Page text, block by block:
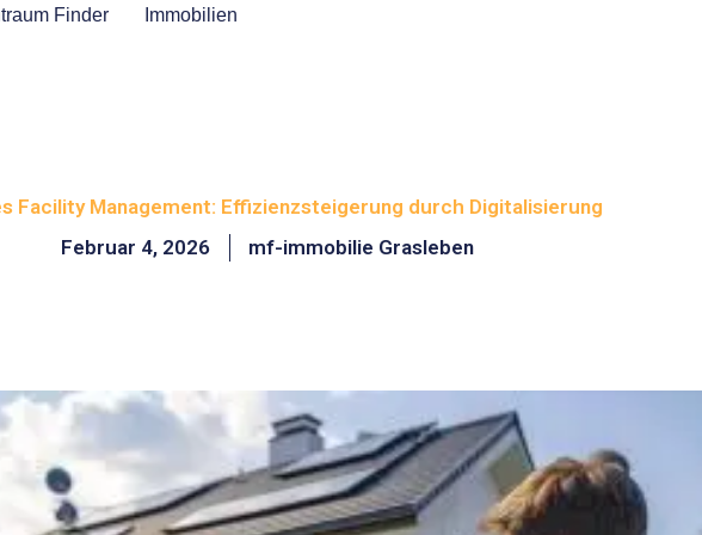
Finder Immobilien
Facility Management: Effizienzsteigerung durch Digitalisierung
Februar 4, 2026
mf-immobilie Grasleben